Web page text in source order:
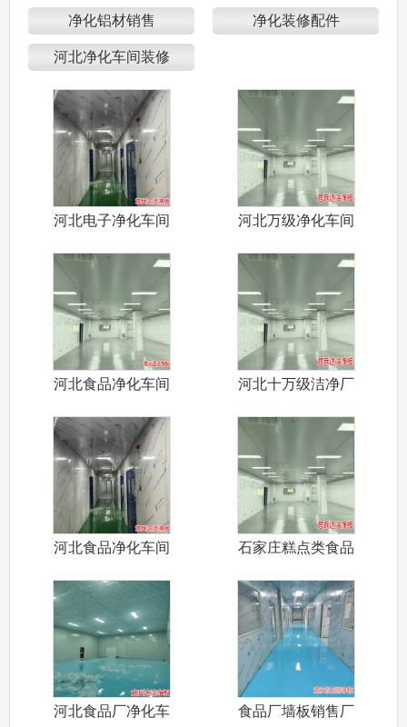
净化铝材销售 净化装修配件
河北净化车间装修
河北电子净化车间
河北万级净化车间
河北食品净化车间
河北十万级洁净厂
河北食品净化车间
石家庄糕点类食品
河北食品厂净化车
食品厂墙板销售厂